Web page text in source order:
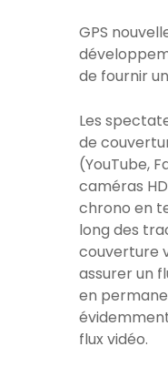
GPS
de fournir
Les
de
(YouTube,
caméras
chrono en
long des
couverture
assurer un
en
flux vidéo.